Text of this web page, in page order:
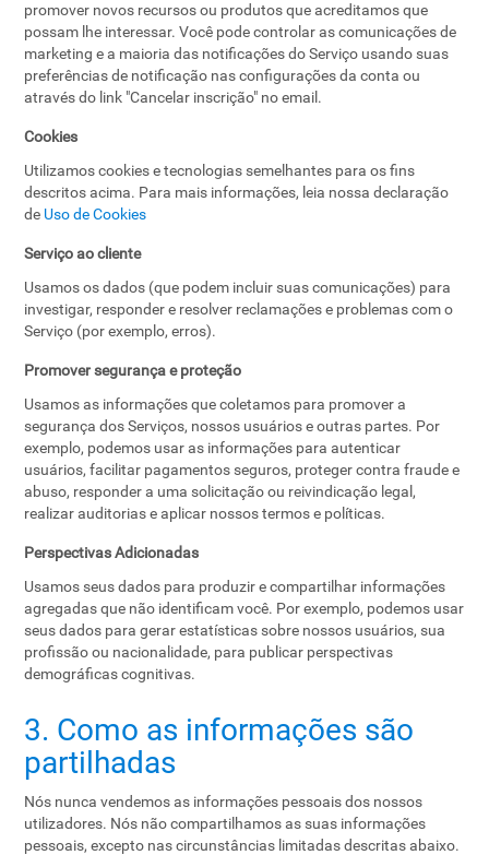
promover novos recursos ou produtos que acreditamos que
possam lhe interessar. Você pode controlar as comunicações de
marketing e a maioria das notificações do Serviço usando suas
preferências de notificação nas configurações da conta ou
através do link "Cancelar inscrição" no email.
Cookies
Utilizamos cookies e tecnologias semelhantes para os fins
descritos acima. Para mais informações, leia nossa declaração
de Uso de Cookies
Serviço ao cliente
Usamos os dados (que podem incluir suas comunicações) para
investigar, responder e resolver reclamações e problemas com o
Serviço (por exemplo, erros).
Promover segurança e proteção
Usamos as informações que coletamos para promover a
segurança dos Serviços, nossos usuários e outras partes. Por
exemplo, podemos usar as informações para autenticar
usuários, facilitar pagamentos seguros, proteger contra fraude e
abuso, responder a uma solicitação ou reivindicação legal,
realizar auditorias e aplicar nossos termos e políticas.
Perspectivas Adicionadas
Usamos seus dados para produzir e compartilhar informações
agregadas que não identificam você. Por exemplo, podemos usar
seus dados para gerar estatísticas sobre nossos usuários, sua
profissão ou nacionalidade, para publicar perspectivas
demográficas cognitivas.
3. Como as informações são
partilhadas
Nós nunca vendemos as informações pessoais dos nossos
utilizadores. Nós não compartilhamos as suas informações
pessoais, excepto nas circunstâncias limitadas descritas abaixo.